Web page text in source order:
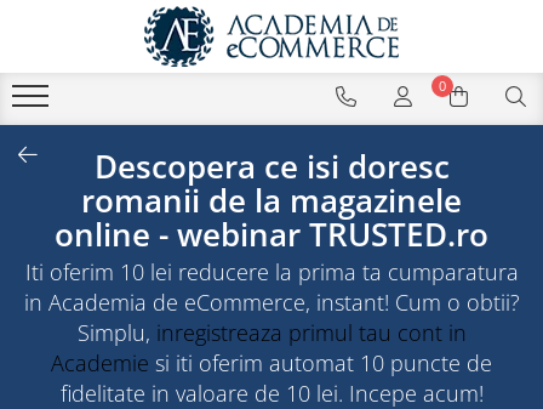
0
Descopera ce isi doresc
romanii de la magazinele
online - webinar TRUSTED.ro
Iti oferim 10 lei reducere la prima ta cumparatura
in Academia de eCommerce, instant! Cum o obtii?
Simplu, inregistreaza primul tau cont in
Academie si iti oferim automat 10 puncte de
fidelitate in valoare de 10 lei. Incepe acum!